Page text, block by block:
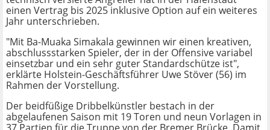
einen Vertrag bis 2025 inklusive Option auf ein weiteres
Jahr unterschrieben.
"Mit Ba-Muaka Simakala gewinnen wir einen kreativen,
abschlussstarken Spieler, der in der Offensive variabel
einsetzbar und ein sehr guter Standardschütze ist",
erklärte Holstein-Geschäftsführer Uwe Stöver (56) im
Rahmen der Vorstellung.
Der beidfüßige Dribbelkünstler bestach in der
abgelaufenen Saison mit 19 Toren und neun Vorlagen in